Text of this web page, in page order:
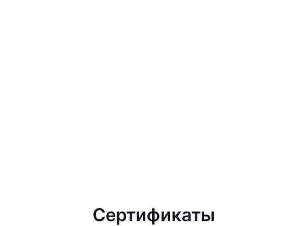
Сертификаты